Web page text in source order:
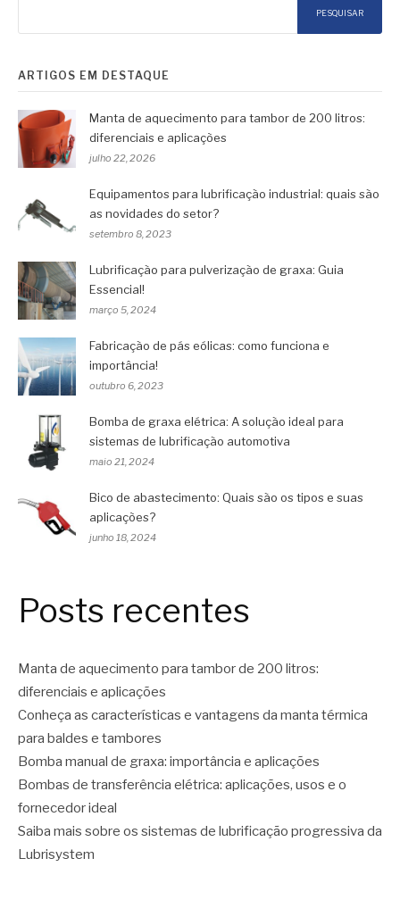
PESQUISAR
ARTIGOS EM DESTAQUE
Manta de aquecimento para tambor de 200 litros:
diferenciais e aplicações
julho 22, 2026
Equipamentos para lubrificação industrial: quais são
as novidades do setor?
setembro 8, 2023
Lubrificação para pulverização de graxa: Guia
Essencial!
março 5, 2024
Fabricação de pás eólicas: como funciona e
importância!
outubro 6, 2023
Bomba de graxa elétrica: A solução ideal para
sistemas de lubrificação automotiva
maio 21, 2024
Bico de abastecimento: Quais são os tipos e suas
aplicações?
junho 18, 2024
Posts recentes
Manta de aquecimento para tambor de 200 litros:
diferenciais e aplicações
Conheça as características e vantagens da manta térmica
para baldes e tambores
Bomba manual de graxa: importância e aplicações
Bombas de transferência elétrica: aplicações, usos e o
fornecedor ideal
Saiba mais sobre os sistemas de lubrificação progressiva da
Lubrisystem